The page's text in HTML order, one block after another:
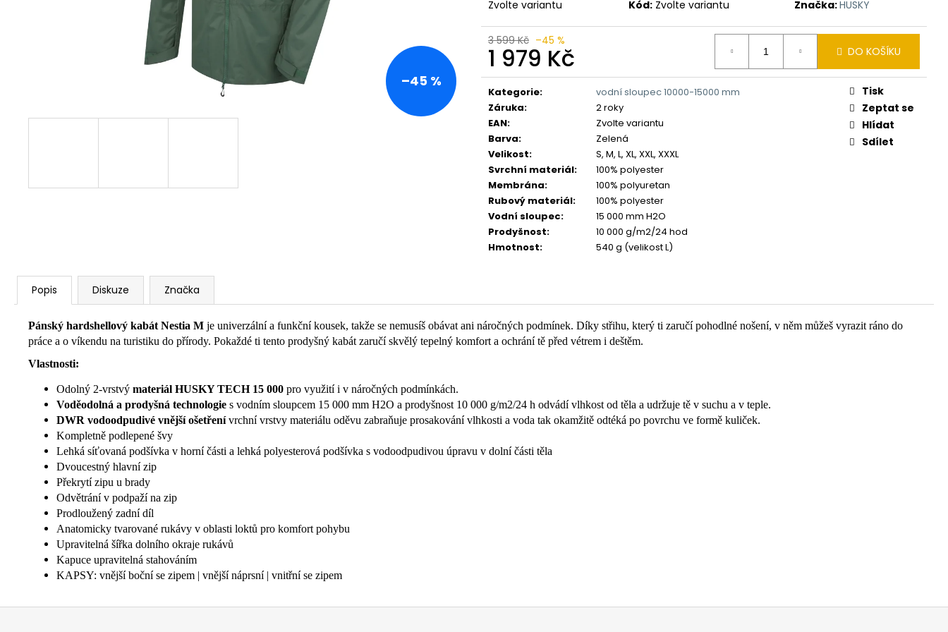
Zvolte variantu Kód: Zvolte variantu Značka:HUSKY
3 599 Kč –45 %
1 979 Kč
Měrná
cena:
DO KOŠÍKU
Kategorie:
vodní sloupec 10000-15000 mm
Záruka:
2 roky
EAN:
Zvolte variantu
Barva:
Zelená
Velikost:
S, M, L, XL, XXL, XXXL
Svrchní materiál:
100% polyester
Membrána:
100% polyuretan
Rubový materiál:
100% polyester
Vodní sloupec:
15 000 mm H2O
Prodyšnost:
10 000 g/m2/24 hod
Hmotnost: 540 g (velikost L)
Tisk
Zeptat se
Hlídat
Sdílet
–45 %
Popis Diskuze Značka
Pánský hardshellový kabát Nestia M je univerzální a funkční kousek, takže se nemusíš obávat ani náročných podmínek. Díky střihu, který ti zaručí pohodlné nošení, v něm můžeš vyrazit ráno do
práce a o víkendu na turistiku do přírody. Pokaždé ti tento prodyšný kabát zaručí skvělý tepelný komfort a ochrání tě před vétrem i deštěm.
Vlastnosti:
Odolný 2-vrstvý materiál HUSKY TECH 15 000 pro využití i v náročných podmínkách.
Voděodolná a prodyšná technologie s vodním sloupcem 15 000 mm H2O a prodyšnost 10 000 g/m2/24 h odvádí vlhkost od těla a udržuje tě v suchu a v teple.
DWR vodoodpudivé vnější ošetřenívrchní vrstvy materiálu oděvu zabraňuje prosakování vlhkosti a voda tak okamžitě odtéká po povrchu ve formě kuliček.
Kompletně podlepené švy
Lehká síťovaná podšívka v horní části a lehká polyesterová podšívka s vodoodpudivou úpravu v dolní části těla
Dvoucestný hlavní zip
Překrytí zipu u brady
Odvětrání v podpaží na zip
Prodloužený zadní díl
Anatomicky tvarované rukávy v oblasti loktů pro komfort pohybu
Upravitelná šířka dolního okraje rukávů
Kapuce upravitelná stahováním
KAPSY: vnější boční se zipem | vnější náprsní | vnitřní se zipem
Z